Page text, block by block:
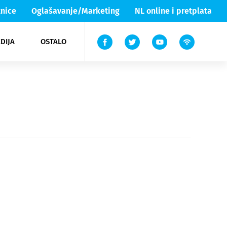
Oglašavanje/Marketing NL online i pretplata
OSTALO
Lika & Senj
TV